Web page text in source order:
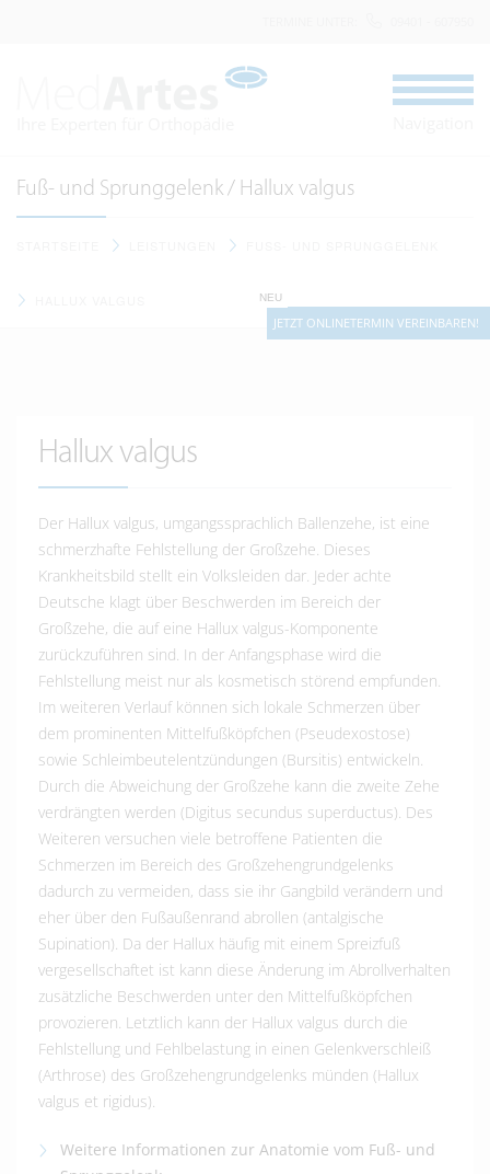
Fuß- und Sprunggelenk / Hallux valgus
Hallux valgus
Der Hallux valgus, umgangssprachlich Ballenzehe, ist eine
schmerzhafte Fehlstellung der Großzehe. Dieses
Krankheitsbild stellt ein Volksleiden dar. Jeder achte
Deutsche klagt über Beschwerden im Bereich der
Großzehe, die auf eine Hallux valgus-Komponente
zurückzuführen sind. In der Anfangsphase wird die
Fehlstellung meist nur als kosmetisch störend empfunden.
Im weiteren Verlauf können sich lokale Schmerzen über
dem prominenten Mittelfußköpfchen (Pseudexostose)
sowie Schleimbeutelentzündungen (Bursitis) entwickeln.
Durch die Abweichung der Großzehe kann die zweite Zehe
verdrängten werden (Digitus secundus superductus). Des
Weiteren versuchen viele betroffene Patienten die
Schmerzen im Bereich des Großzehengrundgelenks
dadurch zu vermeiden, dass sie ihr Gangbild verändern und
eher über den Fußaußenrand abrollen (antalgische
Supination). Da der Hallux häufig mit einem Spreizfuß
vergesellschaftet ist kann diese Änderung im Abrollverhalten
zusätzliche Beschwerden unter den Mittelfußköpfchen
provozieren. Letztlich kann der Hallux valgus durch die
Fehlstellung und Fehlbelastung in einen Gelenkverschleiß
(Arthrose) des Großzehengrundgelenks münden (Hallux
valgus et rigidus).
Weitere Informationen zur Anatomie vom Fuß- und
NEU
JETZT ONLINETERMIN VEREINBAREN!